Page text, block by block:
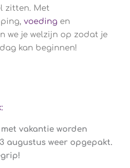
zitten. Met
voeding en
we je welzijn op zodat je
kan beginnen!
vakantie worden
augustus weer opgepakt.